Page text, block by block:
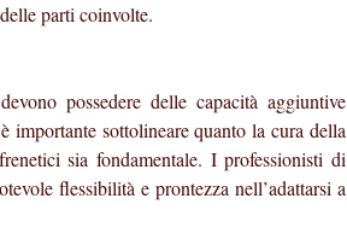
parti coinvolte.
possedere delle capacità aggiuntive
importante sottolineare quanto la cura della
sia fondamentale. I professionisti di
flessibilità e prontezza nell’adattarsi a